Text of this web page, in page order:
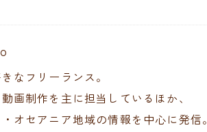
なフリーランス。
画制作を主に担当しているほか、
オセアニア地域の情報を中心に発信。